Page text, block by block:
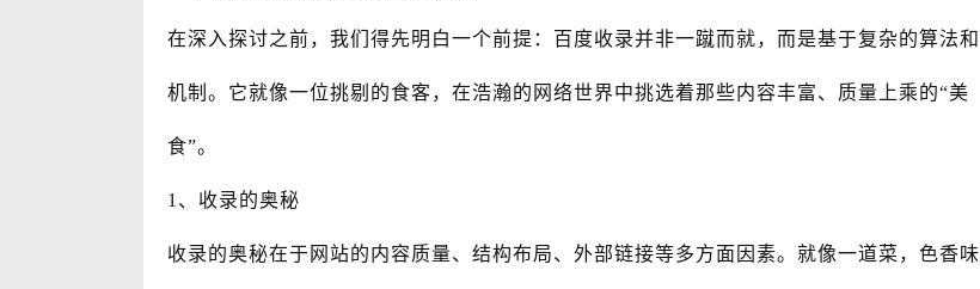
在深入探讨之前，我们得先明白一个前提：百度收录并非一蹴而就，而是基于复杂的算法和
机制。它就像一位挑剔的食客，在浩瀚的网络世界中挑选着那些内容丰富、质量上乘的“美
食”。
1、收录的奥秘
收录的奥秘在于网站的内容质量、结构布局、外部链接等多方面因素。就像一道菜，色香味